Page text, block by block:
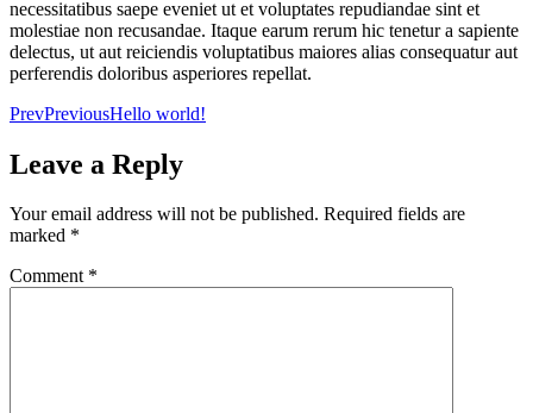
necessitatibus saepe eveniet ut et voluptates repudiandae sint et
molestiae non recusandae. Itaque earum rerum hic tenetur a sapiente
delectus, ut aut reiciendis voluptatibus maiores alias consequatur aut
perferendis doloribus asperiores repellat.
PrevPreviousHello world!
Leave a Reply
Your email address will not be published. Required fields are
marked *
Comment *